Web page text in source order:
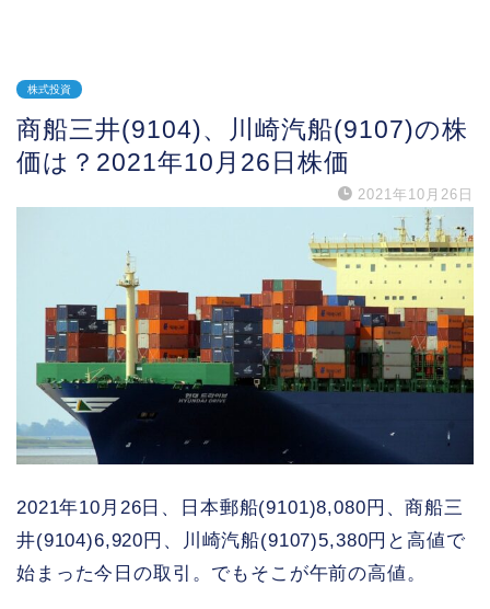
株式投資
商船三井(9104)、川崎汽船(9107)の株
価は？2021年10月26日株価
2021年10月26日
2021年10月26日、日本郵船(9101)8,080円、商船三
井(9104)6,920円、川崎汽船(9107)5,380円と高値で
始まった今日の取引。でもそこが午前の高値。